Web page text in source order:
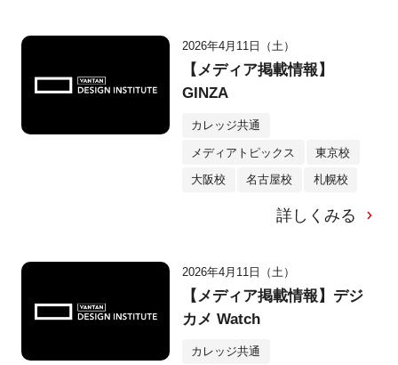
2026年4月11日（土）
【メディア掲載情報】
GINZA
カレッジ共通
メディアトピックス 東京校
大阪校 名古屋校 札幌校
詳しくみる
2026年4月11日（土）
【メディア掲載情報】デジ
カメ Watch
カレッジ共通